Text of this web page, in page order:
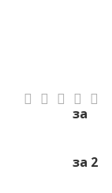
за
за 2